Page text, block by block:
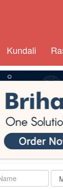
Kundali